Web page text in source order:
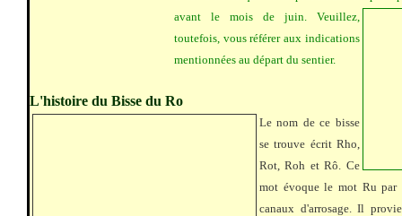
avant le mois de juin. Veuillez,
toutefois, vous référer aux indications
mentionnées au départ du sentier.
L'histoire du Bisse du Ro
Le nom de ce bisse
se trouve écrit Rho,
Rot, Roh et Rô. Ce
mot évoque le mot Ru par
canaux d'arrosage. Il